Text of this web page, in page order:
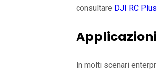
consultare DJI RC
In molti scenari